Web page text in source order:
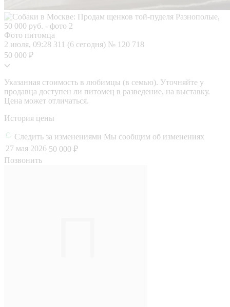
Фото питомца
2 июля, 09:28 311 (6 сегодня) № 120 718
50 000 ₽
Указанная стоимость в любимцы (в семью). Уточняйте у
продавца доступен ли питомец в разведение, на выставку.
Цена может отличаться.
История цены
Следить за изменениями Мы сообщим об изменениях
27 мая 2026 50 000 ₽
Позвонить